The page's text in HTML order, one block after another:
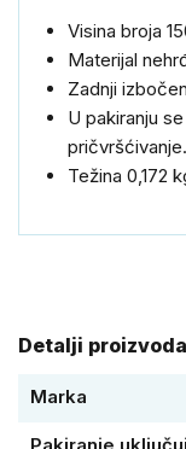
Visina broja
Materijal
Zadnji
U pakiranju
pričvršćivanje.
Težina 0,172
Detalji proizvoda
Marka